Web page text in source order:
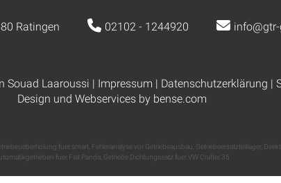
Ratingen 02102 - 1244920
Souad Laaroussi | Impressum | Datenschutzerklärung |
Design und Webservices by bense.com
fuer smart Fehleranalyse vor Getriebeausbau Getriebeersatzteillager,
fuer Fiat Panda, Getriebe Dichtungssatz fuer VW Crafter 35